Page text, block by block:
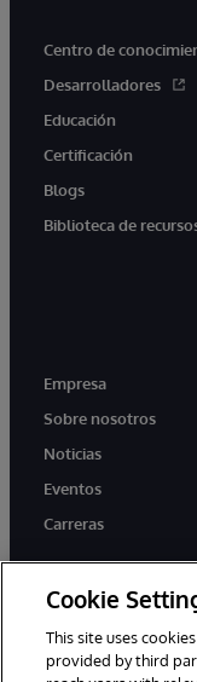
Centro de
Desarrolladores
Educación
Certificación
Blogs
Biblioteca de
Empresa
Sobre nosotros
Noticias
Eventos
Carreras
twitter
Cookie
This site uses
provided by third